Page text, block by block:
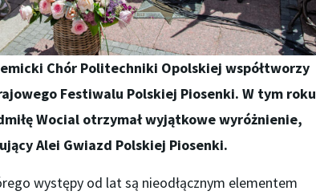
Chór Politechniki Opolskiej współtworzy
Festiwalu Polskiej Piosenki. W tym roku
Wocial otrzymał wyjątkowe wyróżnienie,
Alei Gwiazd Polskiej Piosenki.
występy od lat są nieodłącznym elementem